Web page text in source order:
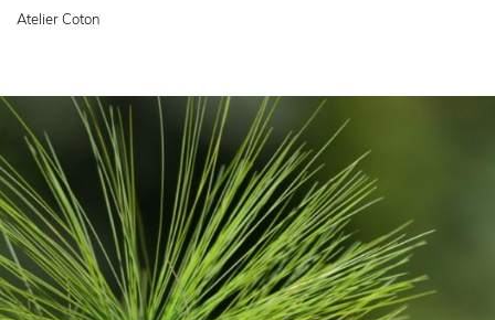
Atelier Coton